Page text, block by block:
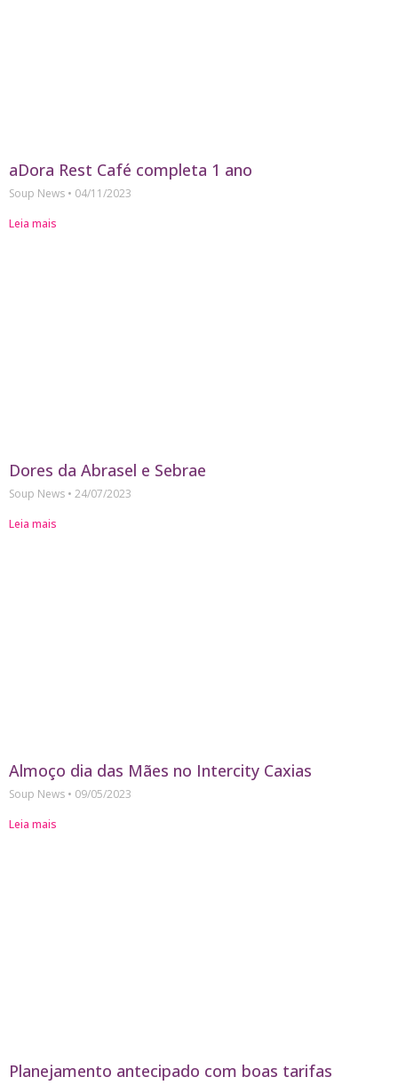
aDora Rest Café completa 1 ano
Soup News
04/11/2023
Leia mais
Dores da Abrasel e Sebrae
Soup News
24/07/2023
Leia mais
Almoço dia das Mães no Intercity Caxias
Soup News
09/05/2023
Leia mais
Planejamento antecipado com boas tarifas